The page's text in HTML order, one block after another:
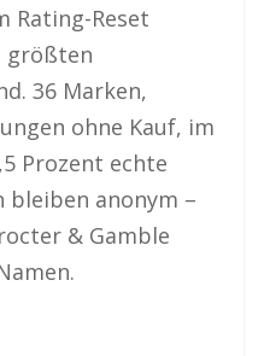
Rating-Reset
größten
36 Marken,
ohne Kauf, im
Prozent echte
bleiben anonym –
& Gamble